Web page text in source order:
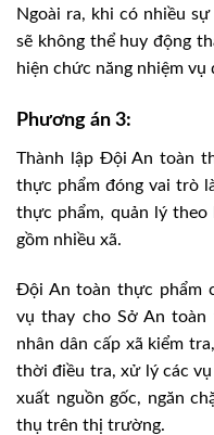
Ngoài ra, khi có nhiều
sẽ không thể huy động
hiện chức năng nhiệm vụ
Phương án 3:
Thành lập Đội An toàn
thực phẩm đóng vai trò
thực phẩm, quản lý
gồm nhiều xã.
Đội An toàn thực phẩm
vụ thay cho Sở An
nhân dân cấp xã kiểm
thời điều tra, xử lý các
xuất nguồn gốc, ngăn
thụ trên thị trường.